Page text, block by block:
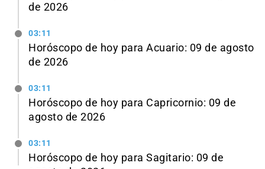
de 2026
03:11
Horóscopo de hoy para Acuario: 09 de agosto
de 2026
03:11
Horóscopo de hoy para Capricornio: 09 de
agosto de 2026
03:11
Horóscopo de hoy para Sagitario: 09 de